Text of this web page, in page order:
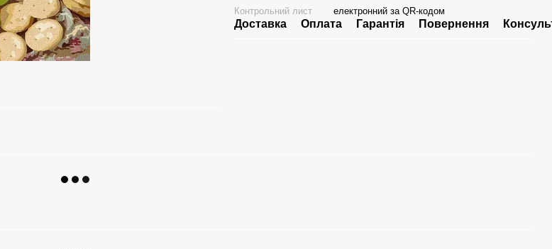
Контрольний лист
електронний за QR-кодом
Доставка Оплата Гарантія Повернення